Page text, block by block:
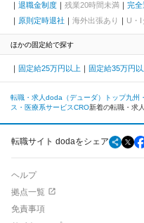
退職金制度
残業20時間未満 完全
原則定時退社
海外出張あり U・I
ほかの固定給で探す
固定給25万円以上 固定給35万円以
転職・求人doda（デューダ）トップ九州
ス・医療系サービスCRO新着の転職・求
転職サイト dodaをシェア
ヘルプ
拠点一覧
免責事項